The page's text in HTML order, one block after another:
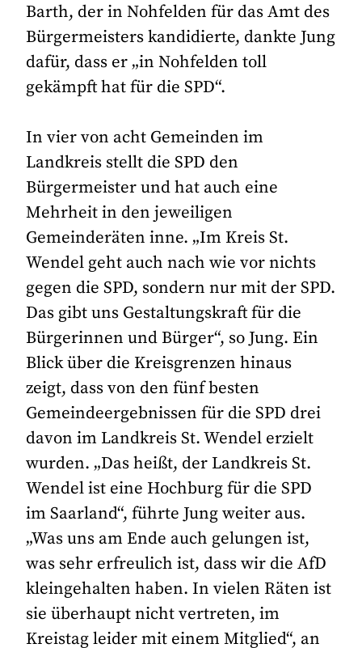
Barth, der in Nohfelden für das Amt des
Bürgermeisters kandidierte, dankte Jung
dafür, dass er „in Nohfelden toll
gekämpft hat für die SPD“.
In vier von acht Gemeinden im
Landkreis stellt die SPD den
Bürgermeister und hat auch eine
Mehrheit in den jeweiligen
Gemeinderäten inne. „Im Kreis St.
Wendel geht auch nach wie vor nichts
gegen die SPD, sondern nur mit der SPD.
Das gibt uns Gestaltungskraft für die
Bürgerinnen und Bürger“, so Jung. Ein
Blick über die Kreisgrenzen hinaus
zeigt, dass von den fünf besten
Gemeindeergebnissen für die SPD drei
davon im Landkreis St. Wendel erzielt
wurden. „Das heißt, der Landkreis St.
Wendel ist eine Hochburg für die SPD
im Saarland“, führte Jung weiter aus.
„Was uns am Ende auch gelungen ist,
was sehr erfreulich ist, dass wir die AfD
kleingehalten haben. In vielen Räten ist
sie überhaupt nicht vertreten, im
Kreistag leider mit einem Mitglied“, an